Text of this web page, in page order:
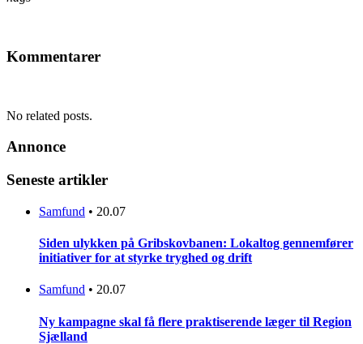
Kommentarer
No related posts.
Annonce
Seneste artikler
Samfund • 20.07
Siden ulykken på Gribskovbanen: Lokaltog gennemfører
initiativer for at styrke tryghed og drift
Samfund • 20.07
Ny kampagne skal få flere praktiserende læger til Region
Sjælland